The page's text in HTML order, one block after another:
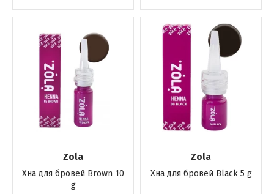
Купить
Zola
Хна для бровей Brown 10
g
Zola
Хна для бровей Black 5 g